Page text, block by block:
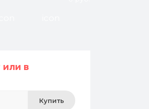
или в
Купить